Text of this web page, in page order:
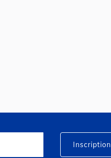
Inscription